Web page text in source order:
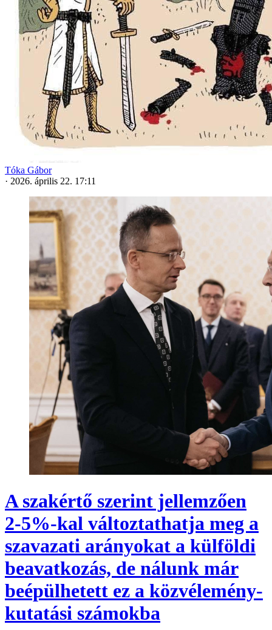
Tóka Gábor
· 2026. április 22. 17:11
A szakértő szerint jellemzően
2-5%-kal változtathatja meg a
szavazati arányokat a külföldi
beavatkozás, de nálunk már
beépülhetett ez a közvélemény-
kutatási számokba